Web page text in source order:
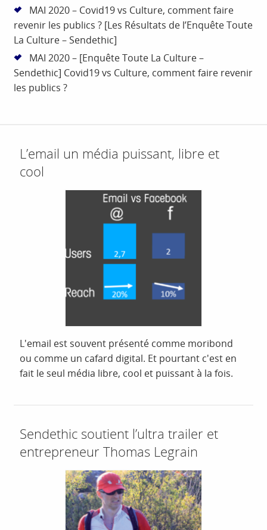
MAI 2020 – Covid19 vs Culture, comment faire
revenir les publics ? [Les Résultats de l’Enquête Toute
La Culture – Sendethic]
MAI 2020 – [Enquête Toute La Culture –
Sendethic] Covid19 vs Culture, comment faire revenir
les publics ?
L’email un média puissant, libre et
cool
L'email est souvent présenté comme moribond
ou comme un cafard digital. Et pourtant c'est en
fait le seul média libre, cool et puissant à la fois.
Sendethic soutient l’ultra trailer et
entrepreneur Thomas Legrain